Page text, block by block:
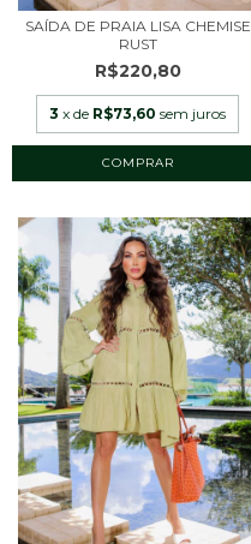
SAÍDA DE PRAIA LISA CHEMISE
RUST
R$220,80
3 x de R$73,60 sem juros
COMPRAR